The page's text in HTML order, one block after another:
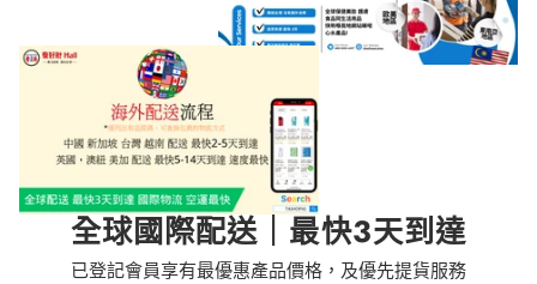
全球國際配送｜最快3天到達
已登記會員享有最優惠產品價格，及優先提貨服務